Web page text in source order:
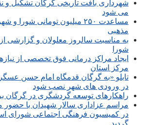
شهرداری بافت تاریخی گرگان تشکیل و
می شود
مساعدت ۲۵۰ میلیون تومانی شورا
مذهبی
به مناسبت سالروز معلولان و گزارشی
شورا
ایجاد مراکز درمانی فوق تخصصی از
مرکز استان
تابلو «به گرگان قدمگاه امام حسن
در ورودی های شهر نصب شود
راهکارهای توسعه گردشگری در گرگان
مراسم عزاداری سالار شهیدان با حضور
در کمیسیون فرهنگی اجتماعی شورای